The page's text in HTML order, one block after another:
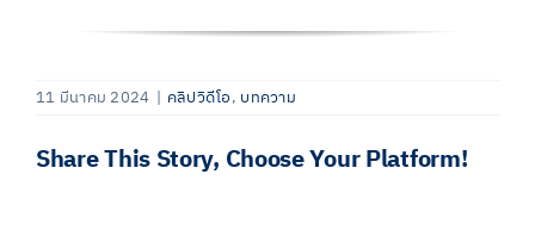
11 มีนาคม 2024 | คลิปวิดีโอ, บทความ
Share This Story, Choose Your Platform!